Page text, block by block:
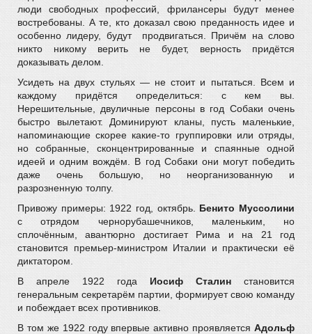
люди свободных профессий, фрилансеры будут менее
востребованы. А те, кто доказал свою преданность идее и
особенно лидеру, будут продвигаться. Причём на слово
никто никому верить не будет, верность придётся
доказывать делом.
Усидеть на двух стульях — не стоит и пытаться. Всем и
каждому придётся определиться: с кем вы.
Нерешительные, двуличные персоны в год Собаки очень
быстро вылетают. Доминируют кланы, пусть маленькие,
напоминающие скорее какие-то группировки или отряды,
но собранные, сконцентрированные и спаянные одной
идеей и одним вождём. В год Собаки они могут победить
даже очень большую, но неорганизованную и
разрозненную толпу.
Привожу примеры: 1922 год, октябрь. Бенито Муссолини
с отрядом чернорубашечников, маленьким, но
сплочённым, авантюрно достигает Рима и на 21 год
становится премьер-министром Италии и практически её
диктатором.
В апреле 1922 года Иосиф Сталин становится
генеральным секретарём партии, формирует свою команду
и побеждает всех противников.
В том же 1922 году впервые активно проявляется Адольф